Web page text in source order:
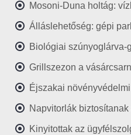
Mosoni-Duna holtág:
Álláslehetőség: gépi
Biológiai szúnyoglárva-
Grillszezon a
Éjszakai
Napvitorlák
Kinyitottak az